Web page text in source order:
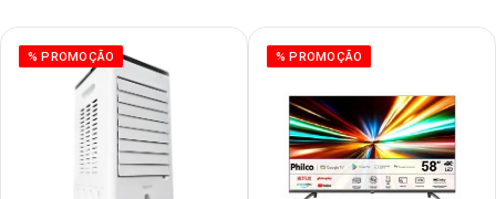
% PROMOÇÃO % PROMOÇÃO